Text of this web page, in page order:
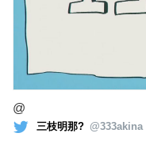
@
三枝明那? @333akina